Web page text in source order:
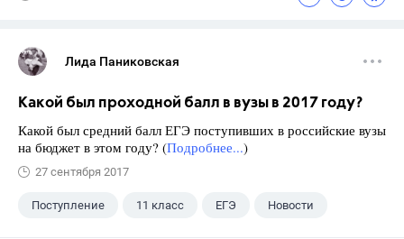
Лида Паниковская
Какой был проходной балл в вузы в 2017 году?
Какой был средний балл ЕГЭ поступивших в российские вузы
на бюджет в этом году? (Подробнее...)
27 сентября 2017
Поступление 11 класс ЕГЭ Новости